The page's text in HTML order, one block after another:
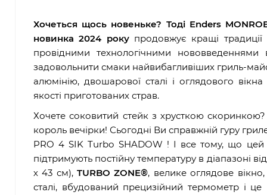
Хочеться щось новеньке? Тоді Enders
новинка 2024 рокупродовжує кращі традиції
провідними технологічними
задовольнити смаки найвибагливіших гриль-
алюмінію, двошарової сталі і оглядового
якості приготованих страв.
Хочете соковитий стейк з хрусткою
король вечірки! Сьогодні Ви справжній гуру
PRO 4 SIK Turbo SHADOW ! І все тому, що
підтримують постійну температуру в діапазоні
х 43 см),TURBO ZONE®, велике оглядове
сталі, вбудований прецизійний термометр і